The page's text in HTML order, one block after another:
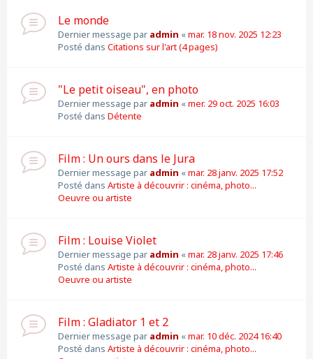
Le monde
Dernier message par admin «mar. 18 nov. 2025 12:23
Posté dans Citations sur l'art (4 pages)
"Le petit oiseau", en photo
Dernier message par admin «mer. 29 oct. 2025 16:03
Posté dans Détente
Film : Un ours dans le Jura
Dernier message par admin «mar. 28 janv. 2025 17:52
Posté dans Artiste à découvrir : cinéma, photo...
Oeuvre ou artiste
Film : Louise Violet
Dernier message par admin «mar. 28 janv. 2025 17:46
Posté dans Artiste à découvrir : cinéma, photo...
Oeuvre ou artiste
Film : Gladiator 1 et 2
Dernier message par admin «mar. 10 déc. 2024 16:40
Posté dans Artiste à découvrir : cinéma, photo...